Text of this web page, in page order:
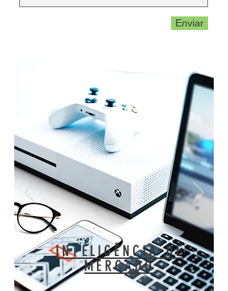
Enviar
INTELIGÊNCIA DE
MERCADO